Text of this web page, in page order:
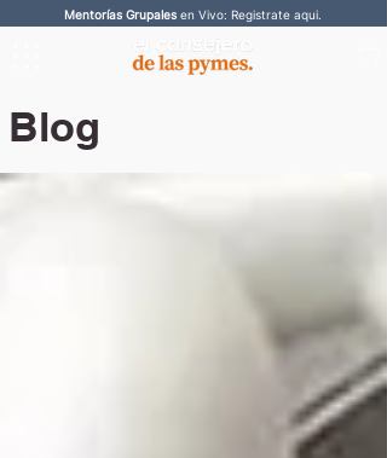
Mentorías Grupales en Vivo: Registrate aqui.
Blog